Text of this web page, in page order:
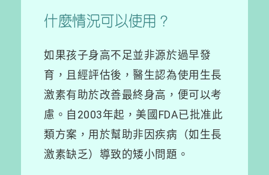
什麼情況可以使用？
如果孩子身高不足並非源於過早發
育，且經評估後，醫生認為使用生長
激素有助於改善最終身高，便可以考
慮。自2003年起，美國FDA已批准此
類方案，用於幫助非因疾病（如生長
激素缺乏）導致的矮小問題。